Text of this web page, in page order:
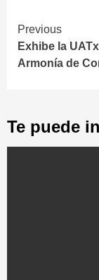
Continue
Reading
Previous
Exhibe la
Armonía de
Te puede